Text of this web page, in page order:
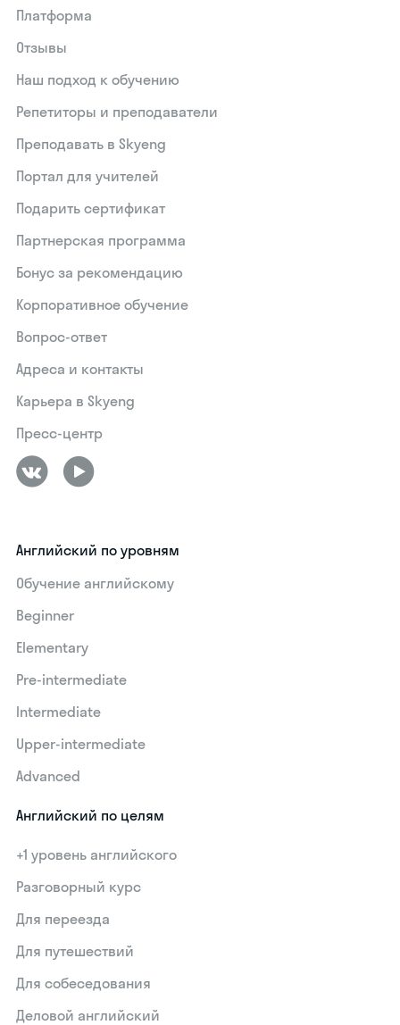
Платформа
Отзывы
Наш подход к обучению
Репетиторы и преподаватели
Преподавать в Skyeng
Портал для учителей
Подарить сертификат
Партнерская программа
Бонус за рекомендацию
Корпоративное обучение
Вопрос-ответ
Адреса и контакты
Карьера в Skyeng
Пресс-центр
Английский по уровням
Обучение английскому
Beginner
Elementary
Pre-intermediate
Intermediate
Upper-intermediate
Advanced
Английский по целям
+1 уровень английского
Разговорный курс
Для переезда
Для путешествий
Для собеседования
Деловой английский